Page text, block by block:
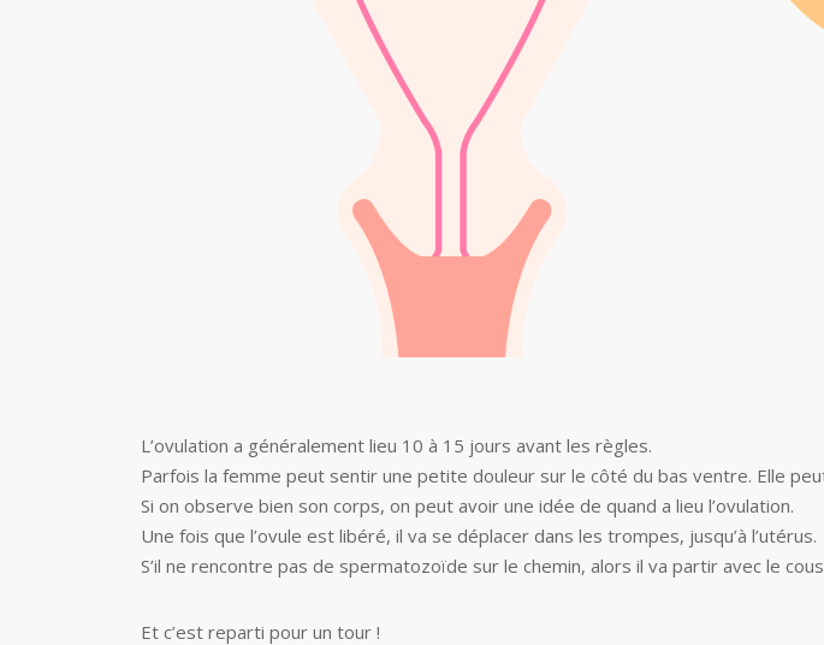
L’ovulation a généralement lieu 10 à 15 jours avant les règles.
Parfois la femme peut sentir une petite douleur sur le côté du bas ventre. Elle
Si on observe bien son corps, on peut avoir une idée de quand a lieu l’ovulation.
Une fois que l’ovule est libéré, il va se déplacer dans les trompes, jusqu’à l’utérus.
S’il ne rencontre pas de spermatozoïde sur le chemin, alors il va partir avec le
Et c’est reparti pour un tour !